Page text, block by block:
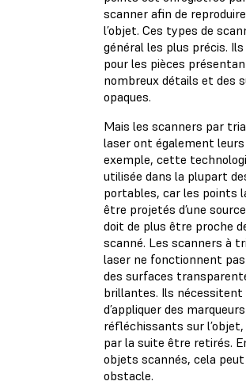
scanner afin de
l’objet. Ces types de
général les plus précis.
pour les pièces
nombreux détails et des
opaques.
Mais les scanners par
laser ont également
exemple, cette
utilisée dans la plupart
portables, car les points
être projetés d’une
doit de plus être proche
scanné. Les scanners à
laser ne fonctionnent
des surfaces
brillantes. Ils nécessitent
d’appliquer des marqueurs
réfléchissants sur
par la suite être retirés.
objets scannés, cela
obstacle.